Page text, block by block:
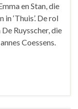
en Stan, die
‘Thuis’. De rol
Ruysscher, die
Coessens.